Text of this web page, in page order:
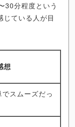
30分程度という
じている人が目
想
スムーズだっ